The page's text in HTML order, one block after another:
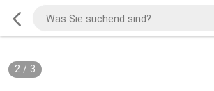
2/ 3